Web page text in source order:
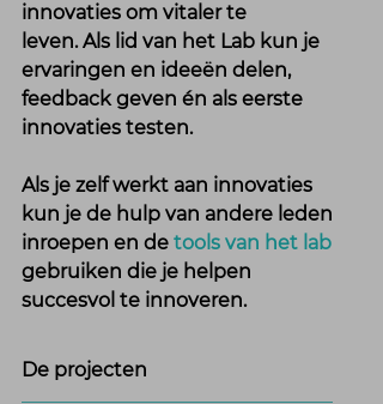
innovaties om vitaler te
leven. Als lid van het Lab kun je
ervaringen en ideeën delen,
feedback geven én als eerste
innovaties testen.
Als je zelf werkt aan innovaties
kun je de hulp van andere leden
inroepen en de tools van het lab
gebruiken die je helpen
succesvol te innoveren.
De projecten